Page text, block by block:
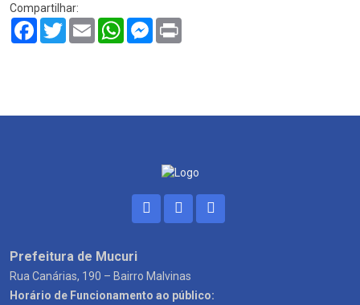
Compartilhar:
Facebook
TwitterEmail WhatsAppMessenger
Prefeitura de Mucuri
Rua Canárias, 190 – Bairro Malvinas
Horário de Funcionamento ao público: